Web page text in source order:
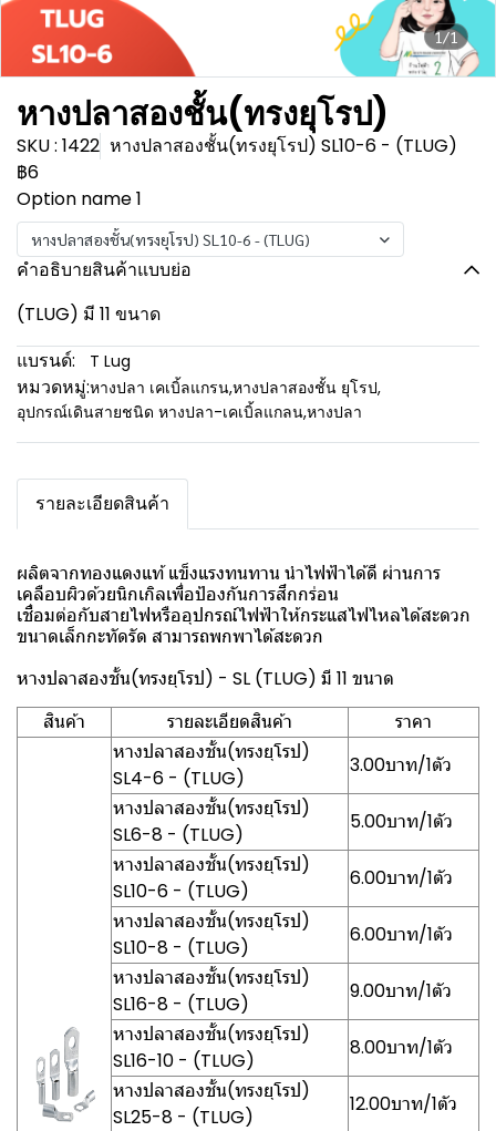
1/1
หางปลาสองชั้น(ทรงยุโรป)
SKU : 1422 หางปลาสองชั้น(ทรงยุโรป) SL10-6 - (TLUG)
฿6
Option name 1
หางปลาสองชั้น(ทรงยุโรป) SL10-6 - (TLUG)
คำอธิบายสินค้าแบบย่อ
(TLUG) มี 11 ขนาด
แบรนด์:
T Lug
หมวดหมู่:หางปลา เคเบิ้ลแกรน,หางปลาสองชั้น ยุโรป,
อุปกรณ์เดินสายชนิด หางปลา-เคเบิ้ลแกลน,หางปลา
รายละเอียดสินค้า
ผลิตจากทองแดงแท้ แข็งแรงทนทาน นำไฟฟ้าได้ดี ผ่านการ
เคลือบผิวด้วยนิกเกิลเพื่อป้องกันการสึกกร่อน
เชื่อมต่อกับสายไฟหรืออุปกรณ์ไฟฟ้าให้กระแสไฟไหลได้สะดวก
ขนาดเล็กกะทัดรัด สามารถพกพาได้สะดวก
หางปลาสองชั้น(ทรงยุโรป) - SL (TLUG) มี 11 ขนาด
สินค้า
รายละเอียดสินค้า
ราคา
หางปลาสองชั้น(ทรงยุโรป)
SL4-6 - (TLUG)
3.00บาท/1ตัว
หางปลาสองชั้น(ทรงยุโรป)
SL6-8 - (TLUG)
5.00บาท/1ตัว
หางปลาสองชั้น(ทรงยุโรป)
SL10-6 - (TLUG)
6.00บาท/1ตัว
หางปลาสองชั้น(ทรงยุโรป)
SL10-8 - (TLUG)
6.00บาท/1ตัว
หางปลาสองชั้น(ทรงยุโรป)
SL16-8 - (TLUG)
9.00บาท/1ตัว
หางปลาสองชั้น(ทรงยุโรป)
SL16-10 - (TLUG)
8.00บาท/1ตัว
หางปลาสองชั้น(ทรงยุโรป)
SL25-8 - (TLUG)
12.00บาท/1ตัว